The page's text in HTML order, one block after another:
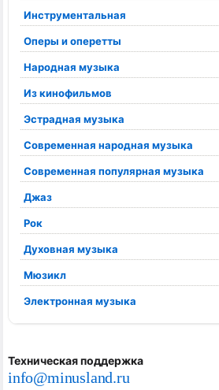
Инструментальная
Оперы и оперетты
Народная музыка
Из кинофильмов
Эстрадная музыка
Современная народная музыка
Современная популярная музыка
Джаз
Рок
Духовная музыка
Мюзикл
Электронная музыка
Техническая поддержка
info@minusland.ru